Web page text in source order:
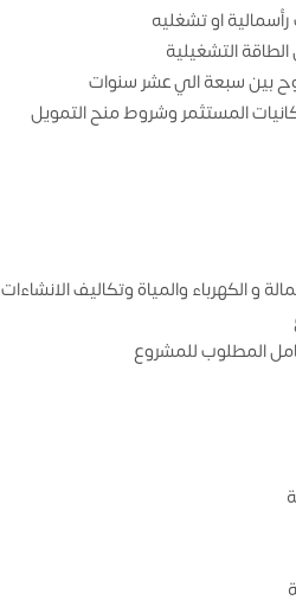
او تشغليه
التشغيلية
بين سبعة الي عشر سنوات
المستثمر وشروط منح التمويل
و الكهرباء والمياة وتكاليف الانشاءات
المطلوب للمشروع